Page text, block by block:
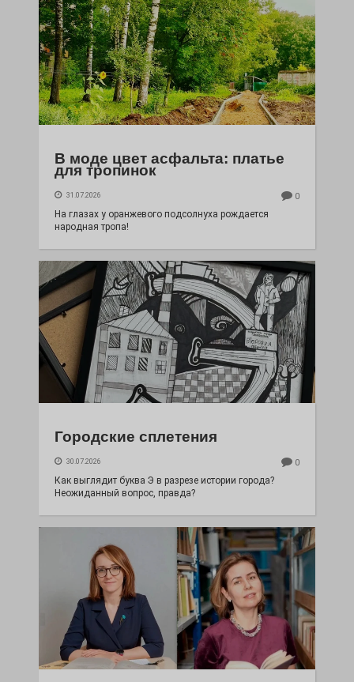
В моде цвет асфальта: платье
для тропинок
31.07.2026 0
На глазах у оранжевого подсолнуха рождается
народная тропа!
Городские сплетения
30.07.2026 0
Как выглядит буква Э в разрезе истории города?
Неожиданный вопрос, правда?